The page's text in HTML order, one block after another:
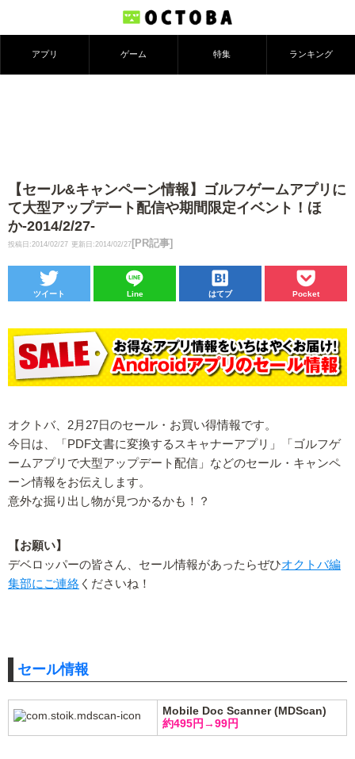
アプリ ゲーム 特集 ランキング
【セール&キャンペーン情報】ゴルフゲームアプリに
て大型アップデート配信や期間限定イベント！ほ
か-2014/2/27-
投稿日:2014/02/27 更新日:2014/02/27 [PR記事]
ツイート Line はてブ Pocket
オクトバ、2月27日のセール・お買い得情報です。
今日は、「PDF文書に変換するスキャナーアプリ」「ゴルフゲ
ームアプリで大型アップデート配信」などのセール・キャンペ
ーン情報をお伝えします。
意外な掘り出し物が見つかるかも！？
【お願い】
デベロッパーの皆さん、セール情報があったらぜひオクトバ編
集部にご連絡 くださいね！
セール情報
Mobile Doc Scanner (MDScan)
約495円→99円